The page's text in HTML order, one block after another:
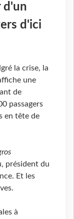
d'un
d'ici
la crise, la
une
de
passagers
en tête de
président du
Et les
à